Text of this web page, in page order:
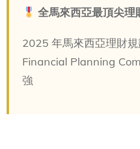
全馬來西亞最頂尖理
2025 年馬來西亞理財
Financial Planning
強